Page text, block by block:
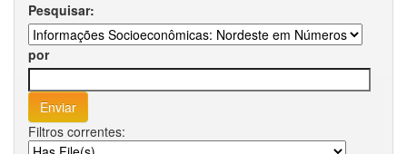
Pesquisar:
por
Filtros correntes: